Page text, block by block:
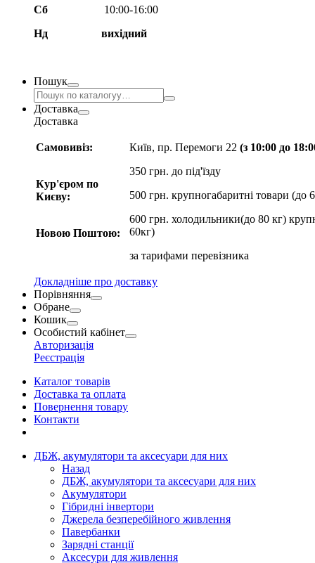
Сб
10:00-16:00
Нд вихідний
Пошук
Доставка
Доставка
Самовивіз:
Кур'єром по
Києву:
Новою Поштою:
Київ, пр. Перемоги 22 (з 10:00 до
350 грн. до під'їзду
500 грн. крупногабаритні товари (до
600 грн. холодильники(до 80 кг)
60кг)
за тарифами перевізника
Докладніше про доставку
Порівняння
Обране
Кошик
Особистий кабінет
Авторизація
Реєстрація
Каталог товарів
Доставка та оплата
Повернення товару
Контакти
ДБЖ, акумулятори та аксесуари для них
Назад
ДБЖ, акумулятори та аксесуари для них
Акумулятори
Гібридні інвертори
Джерела безперебійного живлення
Павербанки
Зарядні станції
Аксесури для живлення